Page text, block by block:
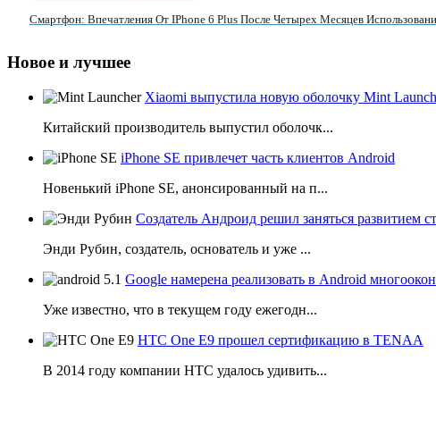
Смартфон: Впечатления От IPhone 6 Plus После Четырех Месяцев
Новое и лучшее
Xiaomi выпустила новую оболочку Mint
Китайский производитель выпустил оболочк...
iPhone SE привлечет часть клиентов Android
Новенький iPhone SE, анонсированный на п...
Создатель Андроид решил заняться развитием
Энди Рубин, создатель, основатель и уже ...
Google намерена реализовать в Android
Уже известно, что в текущем году ежегодн...
HTC One E9 прошел сертификацию в TENAA
В 2014 году компании НТС удалось удивить...